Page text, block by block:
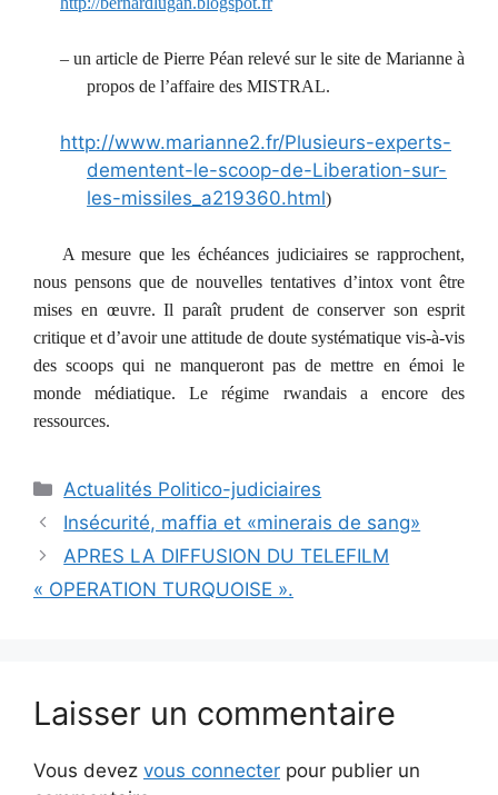
– un article de Pierre Péan relevé sur le site de Marianne à
propos de l’affaire des MISTRAL.
http://www.marianne2.fr/Plusieurs-experts-
dementent-le-scoop-de-Liberation-sur-
les-missiles_a219360.html)
A mesure que les échéances judiciaires se rapprochent,
nous pensons que de nouvelles tentatives d’intox vont être
mises en œuvre. Il paraît prudent de conserver son esprit
critique et d’avoir une attitude de doute systématique vis-à-vis
des scoops qui ne manqueront pas de mettre en émoi le
monde médiatique. Le régime rwandais a encore des
ressources.
Catégories
Actualités Politico-judiciaires
Insécurité, maffia et «minerais de sang»
APRES LA DIFFUSION DU TELEFILM
« OPERATION TURQUOISE ».
Laisser un commentaire
Vous devez vous connecter pour publier un